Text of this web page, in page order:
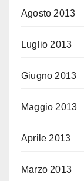
Agosto 2013
Luglio 2013
Giugno 2013
Maggio 2013
Aprile 2013
Marzo 2013